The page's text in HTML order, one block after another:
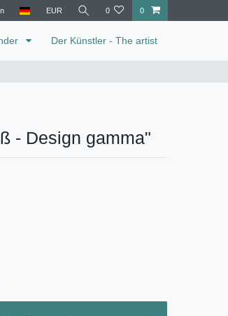
EUR 0 0
Der Künstler - The artist
- Design gamma"